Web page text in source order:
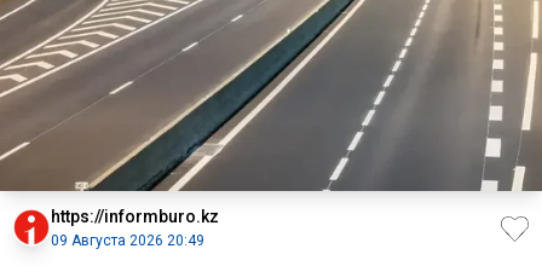
https://informburo.kz
09 Августа 2026 20:49